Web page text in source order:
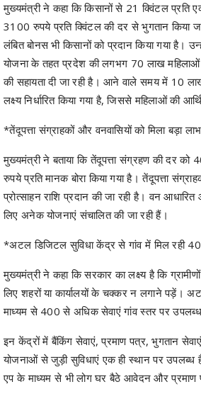
मुख्यमंत्री ने कहा कि किसानों से 21 क्विंटल प्रति
3100 रुपये प्रति क्विंटल की दर से भुगतान किया जा
लंबित बोनस भी किसानों को प्रदान किया गया है।
योजना के तहत प्रदेश की लगभग 70 लाख महिलाओं
की सहायता दी जा रही है। आने वाले समय में 10
लक्ष्य निर्धारित किया गया है, जिससे महिलाओं की
*तेंदूपत्ता संग्राहकों और वनवासियों को मिला बड़ा लाभ
मुख्यमंत्री ने बताया कि तेंदूपत्ता संग्रहण की दर
रुपये प्रति मानक बोरा किया गया है। तेंदूपत्ता
प्रोत्साहन राशि प्रदान की जा रही है। वन
लिए अनेक योजनाएं संचालित की जा रही हैं।
*अटल डिजिटल सुविधा केंद्र से गांव में मिल रही
मुख्यमंत्री ने कहा कि सरकार का लक्ष्य है कि
लिए शहरों या कार्यालयों के चक्कर न लगाने पड़ें।
माध्यम से 400 से अधिक सेवाएं गांव स्तर पर उपलब्ध
इन केंद्रों में बैंकिंग सेवाएं, प्रमाण पत्र, भुगतान
योजनाओं से जुड़ी सुविधाएं एक ही स्थान पर
एप के माध्यम से भी लोग घर बैठे आवेदन और प्रमाण